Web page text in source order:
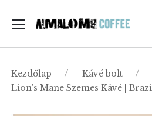
Kezdőlap
Kávé bolt
Lion's Mane Szemes Kávé |